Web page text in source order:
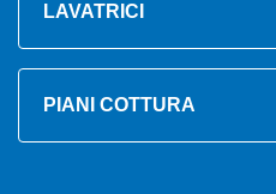
LAVATRICI
PIANI COTTURA